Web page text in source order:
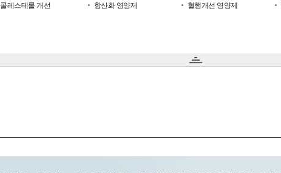
콜레스테롤 개선 항산화 영양제 혈행개선 영양제